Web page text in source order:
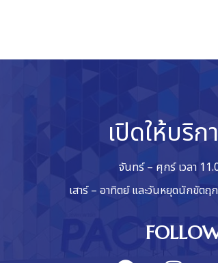
เปิดให้บริ
จันทร์ – ศุกร์ เวลา
เสาร์ – อาทิตย์ และวันหยุดนักขัตฤ